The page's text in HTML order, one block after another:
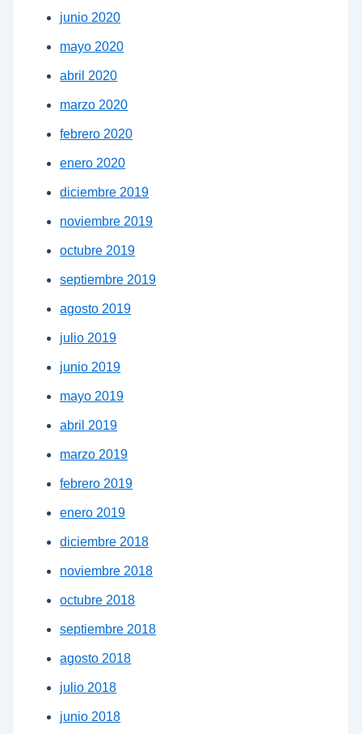
junio 2020
mayo 2020
abril 2020
marzo 2020
febrero 2020
enero 2020
diciembre 2019
noviembre 2019
octubre 2019
septiembre 2019
agosto 2019
julio 2019
junio 2019
mayo 2019
abril 2019
marzo 2019
febrero 2019
enero 2019
diciembre 2018
noviembre 2018
octubre 2018
septiembre 2018
agosto 2018
julio 2018
junio 2018